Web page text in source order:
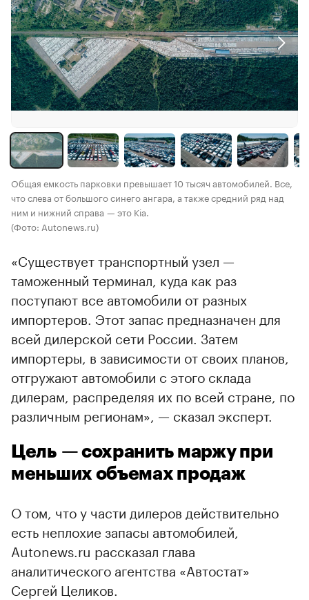
Общая емкость парковки превышает 10 тысяч автомобилей. Все,
что слева от большого синего ангара, а также средний ряд над
ним и нижний справа — это Kia.
(Фото: Autonews.ru)
«Существует транспортный узел —
таможенный терминал, куда как раз
поступают все автомобили от разных
импортеров. Этот запас предназначен для
всей дилерской сети России. Затем
импортеры, в зависимости от своих планов,
отгружают автомобили с этого склада
дилерам, распределяя их по всей стране, по
различным регионам», — сказал эксперт.
Цель — сохранить маржу при
меньших объемах продаж
О том, что у части дилеров действительно
есть неплохие запасы автомобилей,
Autonews.ru рассказал глава
аналитического агентства «Автостат»
Сергей Целиков.